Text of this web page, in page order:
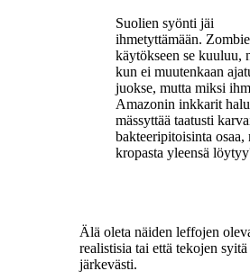
Suolien syönti jäi
ihmetyttämään.
käytökseen se kuuluu,
kun ei muutenkaan
juokse, mutta miksi
Amazonin inkkarit
mässyttää taatusti
bakteeripitoisinta osaa,
kropasta yleensä
Älä oleta näiden leffojen
realistisia tai että tekojen
järkevästi.